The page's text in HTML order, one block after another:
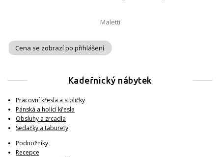
Maletti
Cena se zobrazí po přihlášení
Kadeřnický nábytek
Pracovní křesla a stoličky
Pánská a holící křesla
Obsluhy a zrcadla
Sedačky a taburety
Podnožníky
Recepce